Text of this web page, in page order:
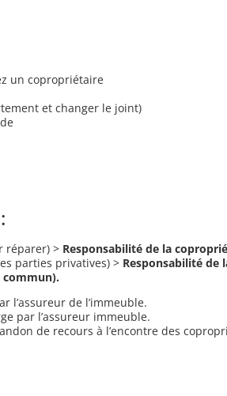
un copropriétaire
et changer le joint)
réparer) > Responsabilité de la
parties privatives) > Responsabilité de
commun).
l’assureur de l’immeuble.
par l’assureur immeuble.
de recours à l’encontre des